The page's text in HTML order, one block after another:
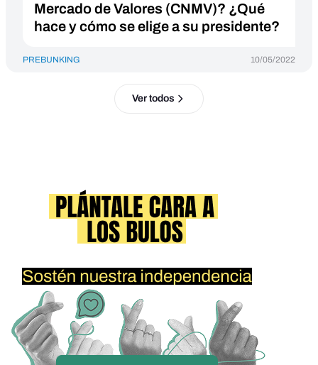
Mercado de Valores (CNMV)? ¿Qué
hace y cómo se elige a su presidente?
PREBUNKING 10/05/2022
Ver todos